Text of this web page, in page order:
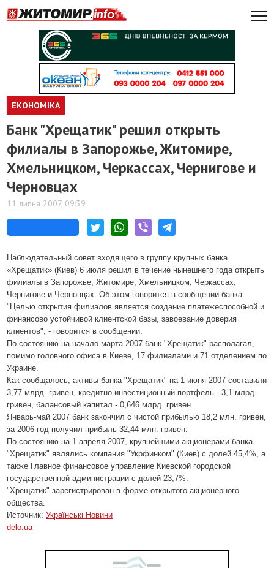
ЕКОНОМІКА
Банк "Хрещатик" решил открыть
филиалы в Запорожье, Житомире,
Хмельницком, Черкассах, Чернигове и
Черновцах
11 липня 2007, 09:39
Наблюдательный совет входящего в группу крупных банка
«Хрещатик» (Киев) 6 июля решил в течение нынешнего года открыть
филиалы в Запорожье, Житомире, Хмельницком, Черкассах,
Чернигове и Черновцах. Об этом говорится в сообщении банка.
"Целью открытия филиалов является создание платежеспособной и
финансово устойчивой клиентской базы, завоевание доверия
клиентов", - говорится в сообщении.
По состоянию на начало марта 2007 банк "Хрещатик" располагал,
помимо головного офиса в Киеве, 17 филиалами и 71 отделением по
Украине.
Как сообщалось, активы банка "Хрещатик" на 1 июня 2007 составили
3,77 млрд. гривен, кредитно-инвестиционный портфель - 3,1 млрд.
гривен, балансовый капитал - 0,646 млрд. гривен.
Январь-май 2007 банк закончил с чистой прибылью 18,2 млн. гривен,
за 2006 год получил прибыль 32,44 млн. гривен.
По состоянию на 1 апреля 2007, крупнейшими акционерами банка
"Хрещатик" являлись компания "Укрфинком" (Киев) с долей 45,4%, а
также Главное финансовое управление Киевской городской
государственной администрации с долей 23,7%.
"Хрещатик" зарегистрирован в форме открытого акционерного
общества.
Источник:Українські Новини
delo.ua